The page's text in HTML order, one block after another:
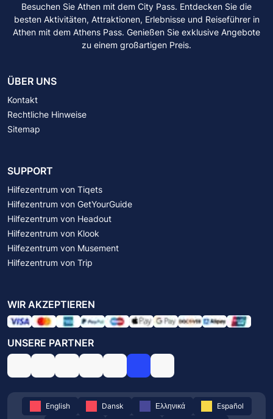
Besuchen Sie Athen mit dem City Pass. Entdecken Sie die
besten Aktivitäten, Attraktionen, Erlebnisse und Reiseführer in
Athen mit dem Athens Pass. Genießen Sie exklusive Angebote
zu einem großartigen Preis.
ÜBER UNS
Kontakt
Rechtliche Hinweise
Sitemap
SUPPORT
Hilfezentrum von Tiqets
Hilfezentrum von GetYourGuide
Hilfezentrum von Headout
Hilfezentrum von Klook
Hilfezentrum von Musement
Hilfezentrum von Trip
WIR AKZEPTIEREN
UNSERE PARTNER
English Dansk Ελληνικά Español